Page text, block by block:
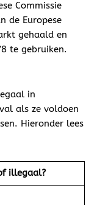
Commissie
de Europese
gehaald en
te gebruiken.
in
als ze voldoen
Hieronder lees
illegaal?